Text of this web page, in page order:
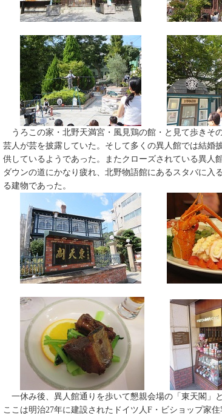
うろこの家・北野天満宮・風見鶏の館・と見て歩きそ
芸人が芸を披露していた。そして多くの異人館では結婚
供しているようであった。またクローズされている異人
ダウンの道にかなり疲れ、北野物語館にあるスタバに入
る建物であった。
一休み後、異人館通りを歩いて懇親会場の「東天閣」
ここは明治27年に建設されたドイツ人F・ビショップ家